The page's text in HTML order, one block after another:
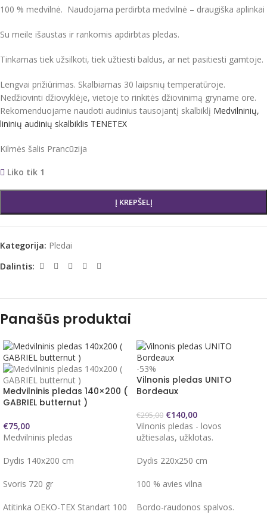
100 % medvilnė. Naudojama perdirbta medvilnė – draugiška aplinkai
Su meile išaustas ir rankomis apdirbtas pledas.
Tinkamas tiek užsilkoti, tiek užtiesti baldus, ar net pasitiesti gamtoje.
Lengvai prižiūrimas. Skalbiamas 30 laipsnių temperatūroje.
Nedžiovinti džiovyklėje, vietoje to rinkitės džiovinimą gryname ore.
Rekomenduojame naudoti audinius tausojantį skalbiklį Medvilninių,
lininių audinių skalbiklis TENETEX
Kilmės šalis Prancūzija
Liko tik 1
Į KREPŠELĮ
Kategorija: Pledai
Dalintis:
Panašūs produktai
Medvilninis pledas 140×200 (
GABRIEL butternut )
€75,00
Medvilninis pledas
Dydis 140x200 cm
Svoris 720 gr
Atitinka OEKO-TEX Standart 100
-53%
Vilnonis pledas UNITO
Bordeaux
€295,00 €140,00
Vilnonis pledas - lovos
užtiesalas, užklotas.
Dydis 220x250 cm
100 % avies vilna
Bordo-raudonos spalvos.